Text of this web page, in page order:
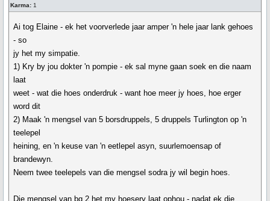
Karma: 1
Ai tog Elaine - ek het voorverlede jaar amper 'n hele jaar lank gehoes
- so
jy het my simpatie.
1) Kry by jou dokter 'n pompie - ek sal myne gaan soek en die naam
laat
weet - wat die hoes onderdruk - want hoe meer jy hoes, hoe erger
word dit
2) Maak 'n mengsel van 5 borsdruppels, 5 druppels Turlington op 'n
teelepel
heining, en 'n keuse van 'n eetlepel asyn, suurlemoensap of
brandewyn.
Neem twee teelepels van die mengsel sodra jy wil begin hoes.
Die mengsel van bg 2 het my hoesery laat ophou - nadat ek die